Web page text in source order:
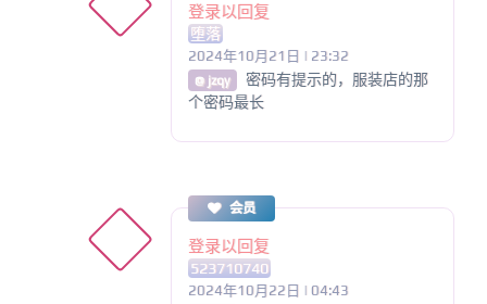
登录以回复
堕落
2024年10月21日 | 23:32
@ jzqy
密码有提示的，服装店的那
个密码最长
会员
登录以回复
523710740
2024年10月22日 | 04:43